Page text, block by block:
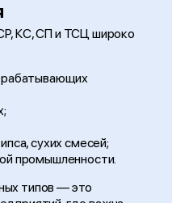
КС, СП и ТСЦ широко
сухих смесей;
промышленности.
типов — это